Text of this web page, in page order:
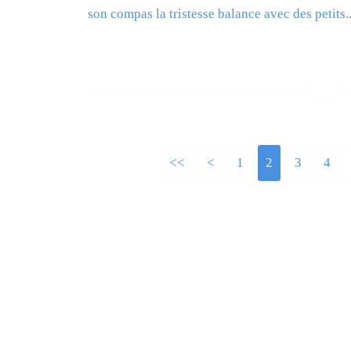
son compas la tristesse balance avec des
<< < 1 2 3 4